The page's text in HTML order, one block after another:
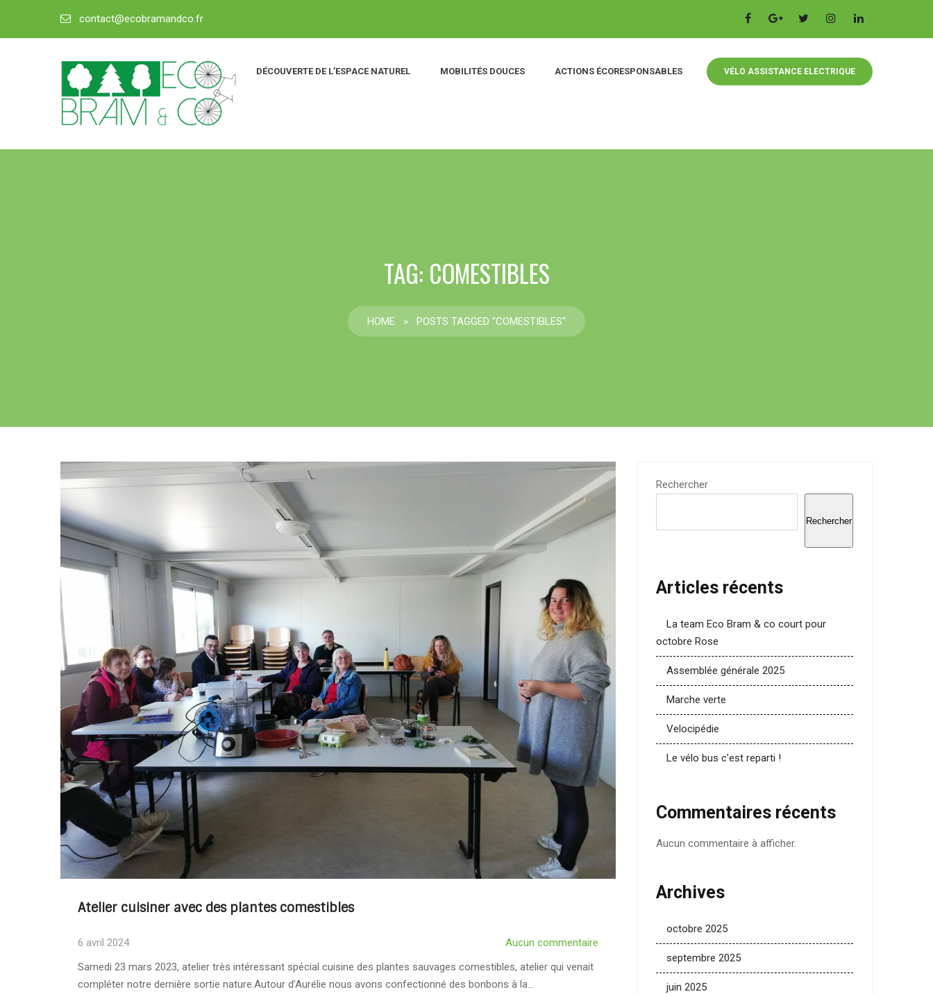
contact@ecobramandco.fr
DÉCOUVERTE DE L’ESPACE NATUREL MOBILITÉS DOUCES ACTIONS ÉCORESPONSABLES VÉLO ASSISTANCE ELECTRIQUE
TAG: COMESTIBLES
HOME » POSTS TAGGED "COMESTIBLES"
Atelier cuisiner avec des plantes comestibles
6 avril 2024
Aucun commentaire
Samedi 23 mars 2023, atelier très intéressant spécial cuisine des plantes sauvages comestibles, atelier qui venait
compléter notre dernière sortie nature.Autour d’Aurélie nous avons confectionné des bonbons à la…
Rechercher
Rechercher
Articles récents
La team Eco Bram & co court pour
octobre Rose
Assemblée générale 2025
Marche verte
Velocipédie
Le vélo bus c’est reparti !
Commentaires récents
Aucun commentaire à afficher.
Archives
octobre 2025
septembre 2025
juin 2025